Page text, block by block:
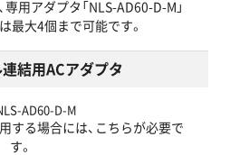
用アダプタ「NLS-AD60-D-M」
最大4個まで可能です。
結用ACアダプタ
AD60-D-M
する場合には、こちらが必要で
す。